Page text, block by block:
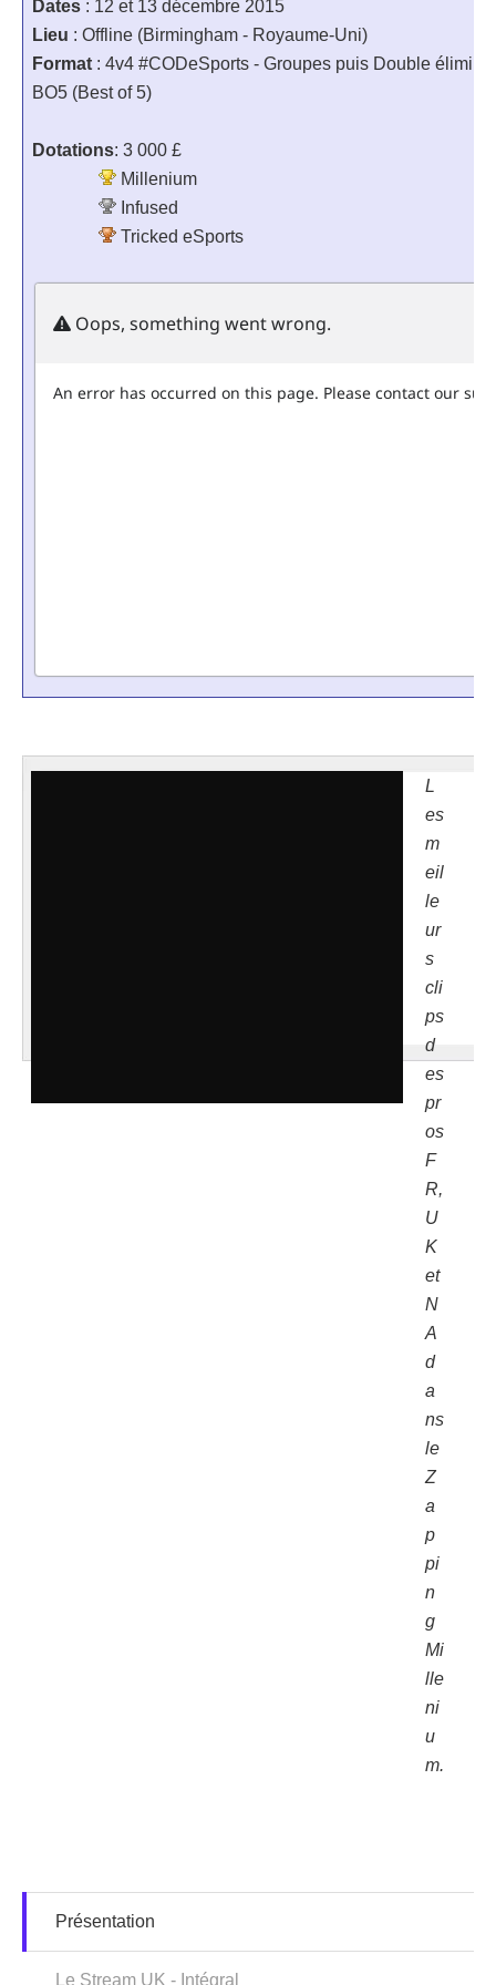
Dates : 12 et 13 décembre 2015
Lieu : Offline (Birmingham - Royaume-Uni)
Format : 4v4 #CODeSports - Groupes puis Double
BO5 (Best of 5)
Dotations: 3 000 £
Millenium
Infused
Tricked eSports
L
es
m
eil
le
ur
s
cli
ps
d
es
pr
os
F
R,
U
K
et
N
A
d
a
ns
le
Z
a
p
pi
n
g
Mi
lle
ni
u
m.
Présentation
Le Stream UK - Intégral